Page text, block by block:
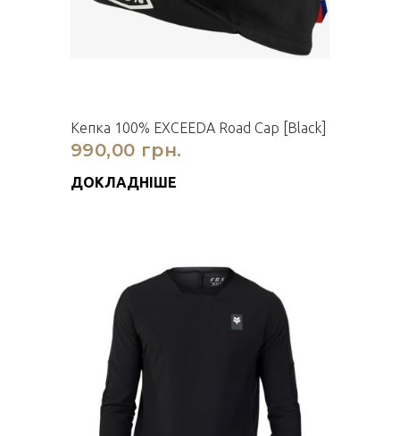
Кепка 100% EXCEEDA Road Cap [Black]
990,00 грн.
ДОКЛАДНІШЕ